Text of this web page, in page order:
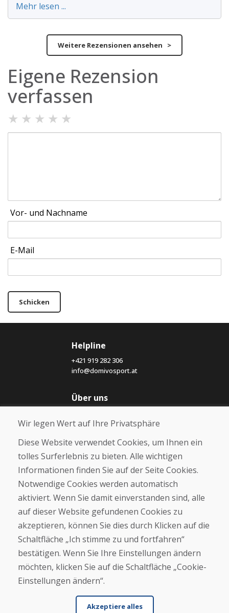
Mehr lesen ...
Weitere Rezensionen ansehen >
Eigene Rezension
verfassen
★ ★ ★ ★ ★
Vor- und Nachname
E-Mail
Schicken
Helpline
+421 919 282 306
info@domivosport.at
Über uns
Über uns
Kontakt
Kaufen
E-Shop
Geschäftsbedingungen
Zahlung
Beschwerde
Rückgabe und Umtausch von Waren
Cookies
Wir legen Wert auf Ihre Privatsphäre
Diese Website verwendet Cookies, um Ihnen ein
tolles Surferlebnis zu bieten. Alle wichtigen
Informationen finden Sie auf der Seite Cookies.
Notwendige Cookies werden automatisch
aktiviert. Wenn Sie damit einverstanden sind, alle
auf dieser Website gefundenen Cookies zu
akzeptieren, können Sie dies durch Klicken auf die
Schaltfläche „Ich stimme zu und fortfahren“
bestätigen. Wenn Sie Ihre Einstellungen ändern
möchten, klicken Sie auf die Schaltfläche „Cookie-
Einstellungen ändern“.
Akzeptiere alles